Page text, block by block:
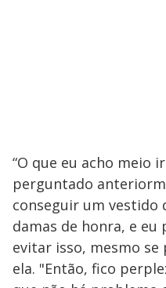
“O que eu acho meio
perguntado
conseguir um vestido
damas de honra, e
evitar isso, mesmo se
ela. "Então, fico